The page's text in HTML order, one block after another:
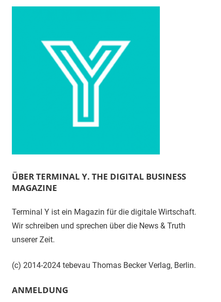
ÜBER TERMINAL Y. THE DIGITAL BUSINESS
MAGAZINE
Terminal Y ist ein Magazin für die digitale Wirtschaft.
Wir schreiben und sprechen über die News & Truth
unserer Zeit.
(c) 2014-2024 tebevau Thomas Becker Verlag, Berlin.
ANMELDUNG